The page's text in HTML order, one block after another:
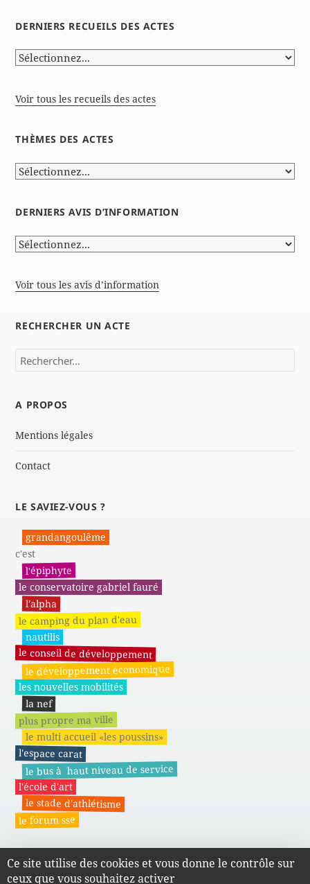
DERNIERS RECUEILS DES ACTES
Voir tous les recueils des actes
THÈMES DES ACTES
DERNIERS AVIS D’INFORMATION
Voir tous les avis d’information
RECHERCHER UN ACTE
Rechercher :
A PROPOS
Mentions légales
Contact
LE SAVIEZ-VOUS ?
grandangoulême
c'est
l'épiphyte
le conservatoire gabriel fauré
l'alpha
le camping du plan d'eau
nautilis
le conseil de développement
le développement économique
les nouvelles mobilités
la nef
plus propre ma ville
le multi accueil «les poussins»
l'espace carat
le bus à haut niveau de service
l'école d'art
le stade d'athlétisme
le forum sse
Actes administratifs du SMAPE
Ce site utilise des cookies et vous donne le contrôle sur
ceux que vous souhaitez activer